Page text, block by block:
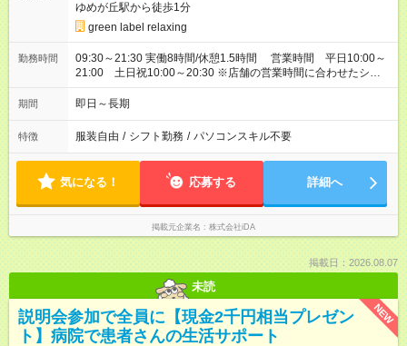
ゆめが丘駅から徒歩1分
green label relaxing
勤務時間
09:30～21:30 実働8時間/休憩1.5時間 営業時間 平日10:00～
21:00 土日祝10:00～20:30 ※店舗の営業時間に合わせたシフト
制
期間 即日～長期
特徴 服装自由 / シフト勤務 / パソコンスキル不要
気になる！ 応募する 詳細へ
掲載元企業名 株式会社iDA
掲載日：2026.08.07
未読
NEW
説明会参加で全員に【現金2千円相当プレゼン
ト】病院で患者さんの生活サポート